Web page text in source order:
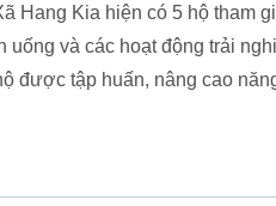
Hang Kia hiện có 5 hộ tham
và các hoạt động trải
được tập huấn, nâng cao